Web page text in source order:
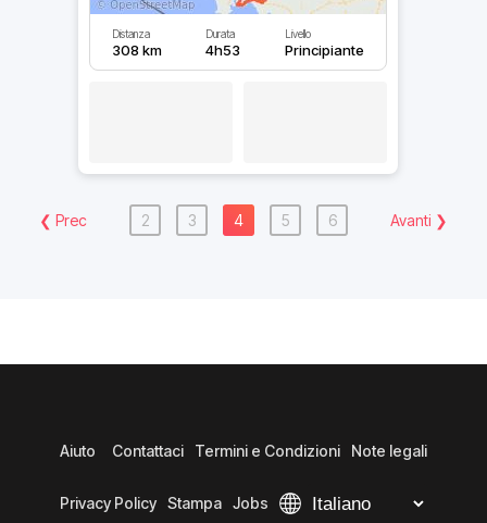
Distanza
308 km
Durata
4h53
Livello
Principiante
❮ Prec 2 3 4 5 6 Avanti ❯
Aiuto Contattaci Termini e Condizioni Note legali
Privacy Policy Stampa Jobs